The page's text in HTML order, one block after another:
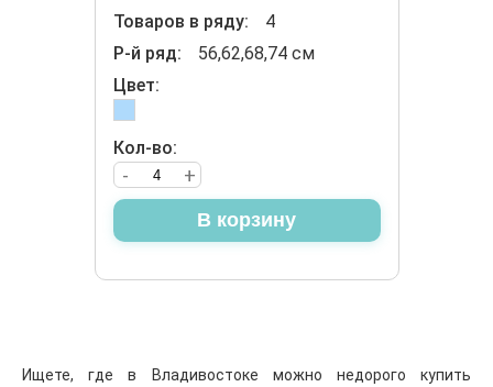
Товаров в ряду:
4
Р-й ряд:
56,62,68,74 см
Цвет:
Кол-во:
+
-
В корзину
Ищете, где в Владивостоке можно недорого купить